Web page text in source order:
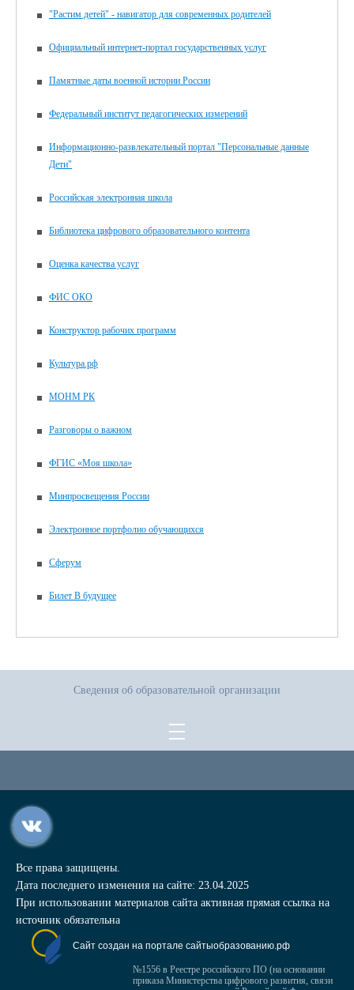
"Растим детей" - навигатор для современных родителей
Официальный интернет-портал государственных услуг
Памятные даты военной истории России
Федеральный институт педагогических измерений
Информационно-развлекательный портал "Персональные данные
Дети"
Российская электронная школа
Библиотека цифрового образовательного контента
Оценка качества услуг
ФИС ОКО
Конструктор рабочих программ
Культура.рф
МОНМ РК
Разговоры о важном
ФГИС «Моя школа»
Минпросвещения России
Электронное портфолио обучающихся
Сферум
Билет В будущее
Сведения об образовательной организации
Все права защищены.
Дата последнего изменения на сайте: 23.04.2025
При использовании материалов сайта активная прямая ссылка на
источник обязательна
Сайт создан на портале сайтыобразованию.рф
№1556 в Реестре российского ПО (на основании
приказа Министерства цифрового развития, связи